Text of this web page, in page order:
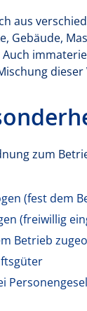
aus
Gebäude,
zum
(fest dem
(freiwillig
Betrieb